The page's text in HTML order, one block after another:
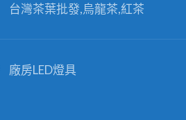
台灣茶葉批發,烏龍茶,紅茶
廠房LED燈具